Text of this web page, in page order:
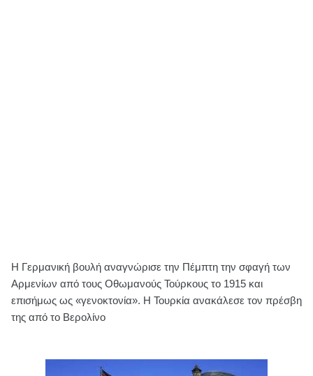
Η Γερμανική βουλή αναγνώρισε την Πέμπτη την σφαγή των
Αρμενίων από τους Οθωμανούς Τούρκους το 1915 και
επισήμως ως «γενοκτονία». Η Τουρκία ανακάλεσε τον πρέσβη
της από το Βερολίνο